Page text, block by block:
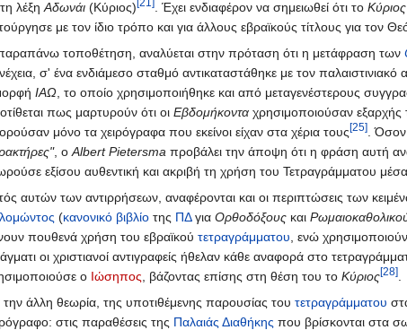
λέξη Αδωνάι (Κύριος)[21] . Έχει ενδιαφέρον να σημειωθεί ότι το Κύριος
με τον ίδιο τρόπο και για άλλους εβραϊκούς τίτλους για τον
τοποθέτηση, αναλύεται στην πρόταση ότι η μετάφραση των
σ' ένα ενδιάμεσο σταθμό αντικαταστάθηκε με τον παλαιστινιακό
ΙΑΩ , το οποίο χρησιμοποιήθηκε και από μεταγενέστερους
πως μαρτυρούν ότι οι Εβδομήκοντα χρησιμοποιούσαν εξαρχής
μόνο τα χειρόγραφα που εκείνοι είχαν στα χέρια τους[25] .
, ο Albert Pietersma προβάλει την άποψη ότι η φράση αυτή
εξίσου αυθεντική και ακριβή τη χρήση του Τετραγράμματου
αυτών των αντιρρήσεων, αναφέρονται και οι περιπτώσεις των
(κανονικό βιβλίο της ΠΔγια Ορθοδόξους και
πουθενά χρήση του εβραϊκού τετραγράμματου , ενώ
οι χριστιανοί αντιγραφείς ήθελαν κάθε αναφορά στο
ο Ιώσηπος , βάζοντας επίσης στη θέση του το Κύριος[28]
την άλλη θεωρία, της υποτιθέμενης παρουσίας του τετραγράμματου
στις παραθέσεις της Παλαιάς Διαθήκης που βρίσκονται στα